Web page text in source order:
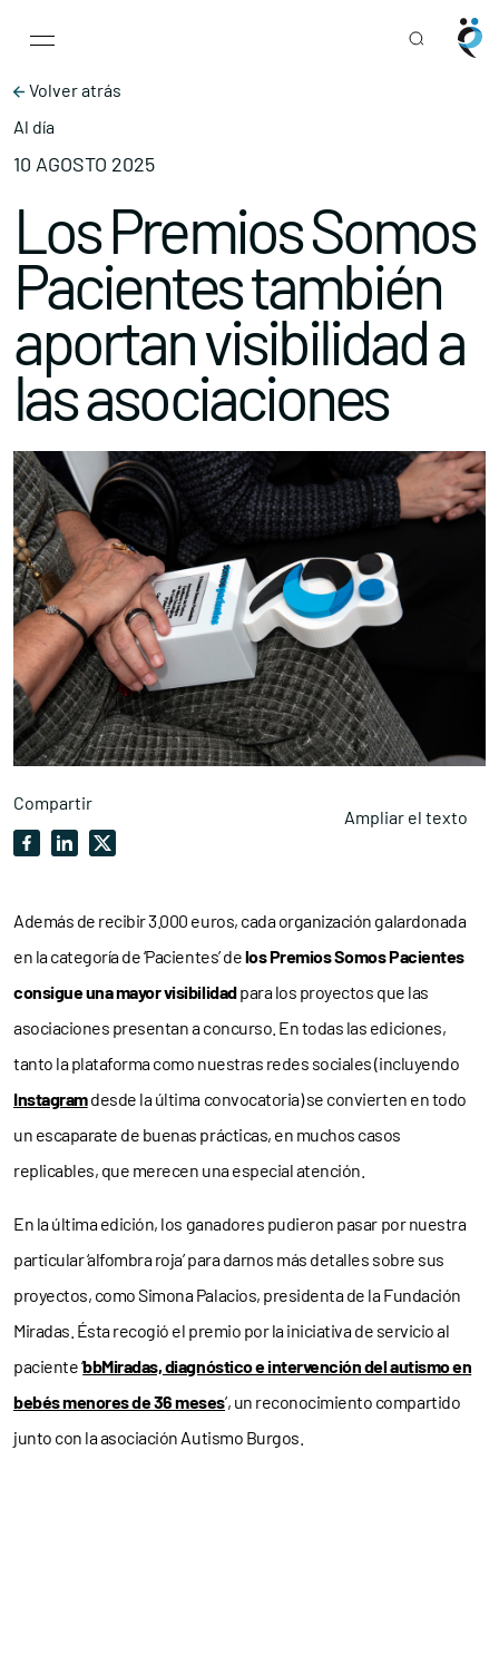
Main Navigation
Volver atrás
Al día
10 AGOSTO 2025
Los Premios Somos
Pacientes también
aportan visibilidad a
las asociaciones
Compartir
Ampliar el texto
Además de recibir 3.000 euros, cada organización galardonada
en la categoría de ‘Pacientes’ delos Premios Somos Pacientes
consigue una mayor visibilidadpara los proyectos que las
asociaciones presentan a concurso. En todas las ediciones,
tanto la plataforma como nuestras redes sociales (incluyendo
Instagramdesde la última convocatoria) se convierten en todo
un escaparate de buenas prácticas, en muchos casos
replicables, que merecen una especial atención.
En la última edición, los ganadores pudieron pasar por nuestra
particular ‘alfombra roja’ para darnos más detalles sobre sus
proyectos, como Simona Palacios, presidenta de la Fundación
Miradas. Ésta recogió el premio por la iniciativa de servicio al
paciente ‘bbMiradas, diagnóstico e intervención del autismo en
bebés menores de 36 meses’, un reconocimiento compartido
junto con la asociación Autismo Burgos.